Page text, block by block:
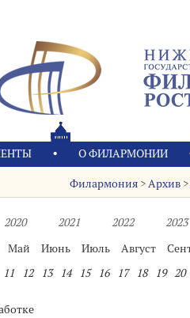
О ФИЛАРМОНИИ
Филармония>Архив>
2020 2021 2022 2023
Май Июнь Июль Август
11 12 13 14 15 16 17 18 19 20